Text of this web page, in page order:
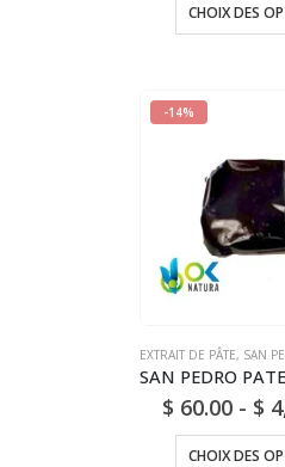
CHOIX DES
-14%
EXTRAIT DE PÂTE, SAN
$ 60.00 - $
CHOIX DES